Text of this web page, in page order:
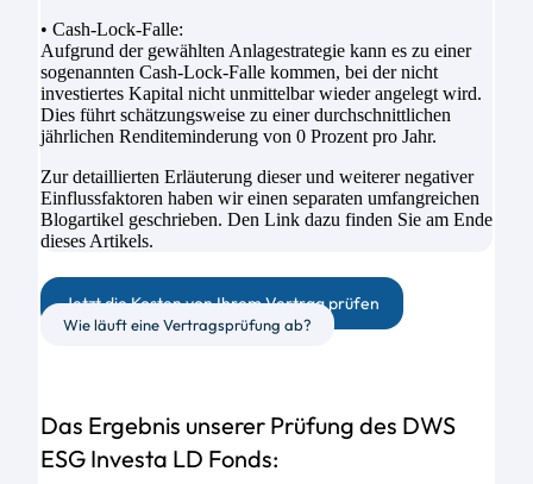
• Cash-Lock-Falle:
Aufgrund der gewählten Anlagestrategie kann es zu einer
sogenannten Cash-Lock-Falle kommen, bei der nicht
investiertes Kapital nicht unmittelbar wieder angelegt wird.
Dies führt schätzungsweise zu einer durchschnittlichen
jährlichen Renditeminderung von 0 Prozent pro Jahr.
Zur detaillierten Erläuterung dieser und weiterer negativer
Einflussfaktoren haben wir einen separaten umfangreichen
Blogartikel geschrieben. Den Link dazu finden Sie am Ende
dieses Artikels.
Jetzt die Kosten von Ihrem Vertrag prüfen
Wie läuft eine Vertragsprüfung ab?
Das Ergebnis unserer Prüfung des DWS
ESG Investa LD Fonds: